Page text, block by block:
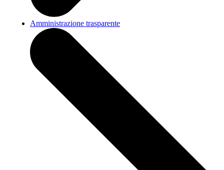
Amministrazione trasparente